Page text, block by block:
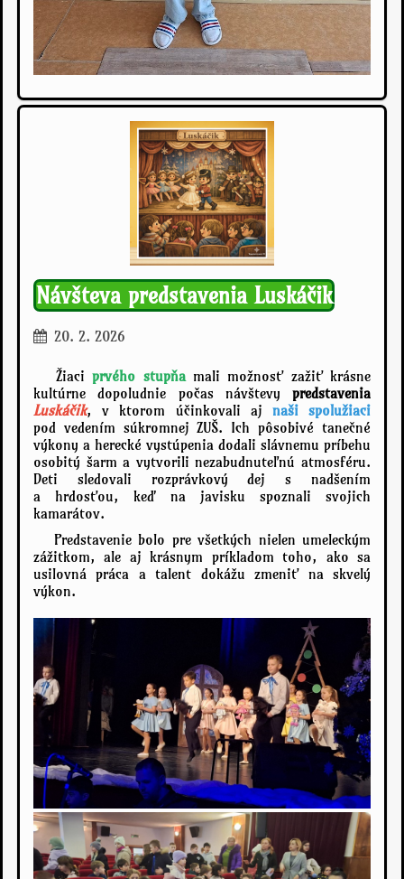
Návšteva predstavenia Luskáčik
20. 2. 2026
Žiaciprvého stupňamali možnosť zažiť krásne
kultúrne dopoludnie počas návštevy predstavenia
Luskáčik, v ktorom účinkovali aj naši spolužiaci
pod vedením súkromnej ZUŠ. Ich pôsobivé tanečné
výkony a herecké vystúpenia dodali slávnemu príbehu
osobitý šarm a vytvorili nezabudnuteľnú atmosféru.
Deti sledovali rozprávkový dej s nadšením
a hrdosťou, keď na javisku spoznali svojich
kamarátov.
Predstavenie bolo pre všetkých nielen umeleckým
zážitkom, ale aj krásnym príkladom toho, ako sa
usilovná práca a talent dokážu zmeniť na skvelý
výkon.